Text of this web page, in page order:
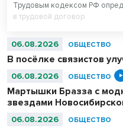
Трудовым кодексом РФ
в трудовой договор.
06.08.2026 ОБЩЕСТВО
В посёлке связистов
06.08.2026 ОБЩЕСТВО
Мартышки Бразза с
звездами
06.08.2026 ОБЩЕСТВО